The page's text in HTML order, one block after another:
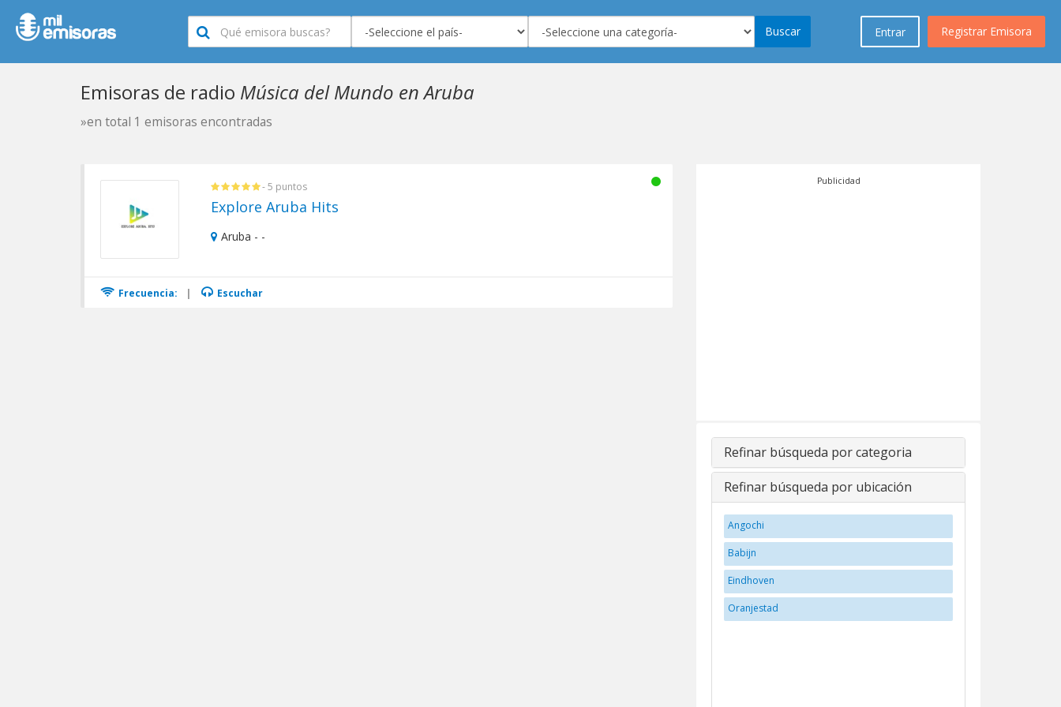
Registrar Emisora
Entrar
Buscar
Emisoras de radio Música del Mundo en Aruba
»en total 1 emisoras encontradas
- 5 puntos
Explore Aruba Hits
Aruba - -
Frecuencia: | Escuchar
Publicidad
Refinar búsqueda por categoria
Refinar búsqueda por ubicación
Angochi
Babijn
Eindhoven
Oranjestad